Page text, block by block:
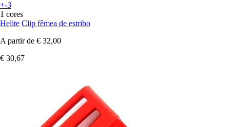
+-3
1 cores
Helite Clip fêmea de estribo
A partir de € 32,00
€ 30,67